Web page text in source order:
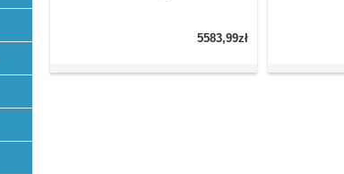
5583,99zł